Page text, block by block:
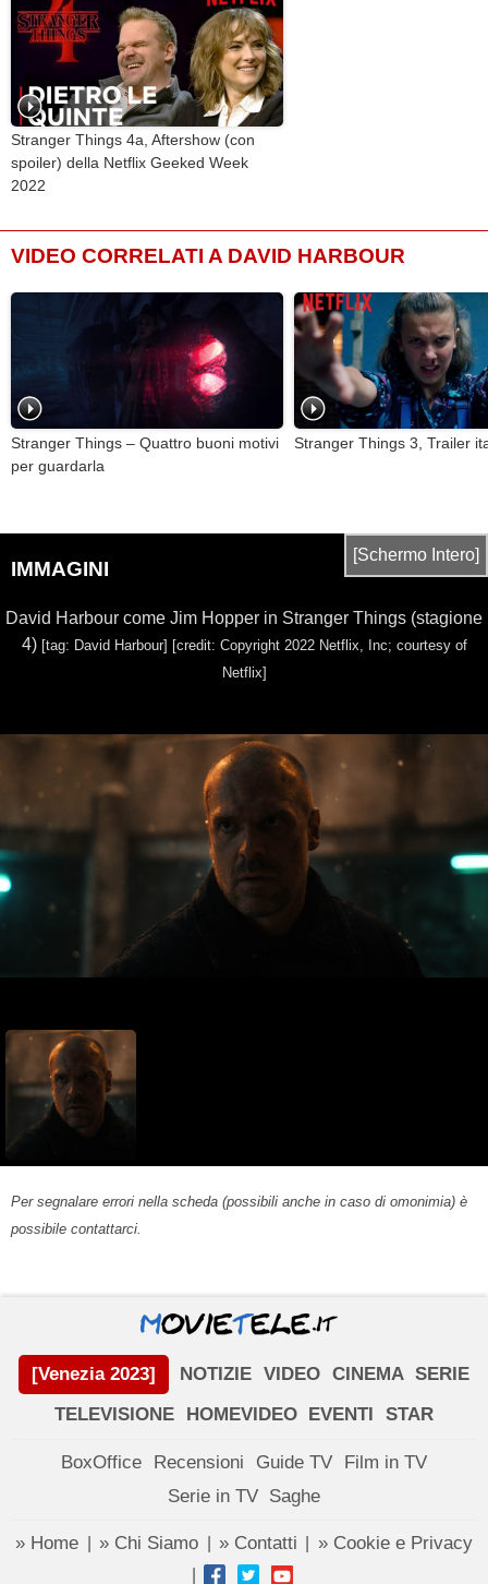
Stranger Things 4a, Aftershow (con
spoiler) della Netflix Geeked Week
2022
VIDEO CORRELATI A DAVID HARBOUR
Stranger Things – Quattro buoni motivi
per guardarla
Stranger Things 3, Trailer
IMMAGINI
[Schermo Intero]
David Harbour come Jim Hopper in Stranger Things (stagione
4) [tag: David Harbour] [credit: Copyright 2022 Netflix, Inc; courtesy of
Netflix]
Per segnalare errori nella scheda (possibili anche in caso di omonimia) è
possibile contattarci.
[Venezia 2023] NOTIZIE VIDEO CINEMA SERIE
TELEVISIONE
HOMEVIDEO EVENTI STAR
BoxOffice Recensioni Guide TV
Film in TV
Serie in TV Saghe
» Home » Chi Siamo » Contatti » Cookie e Privacy
|